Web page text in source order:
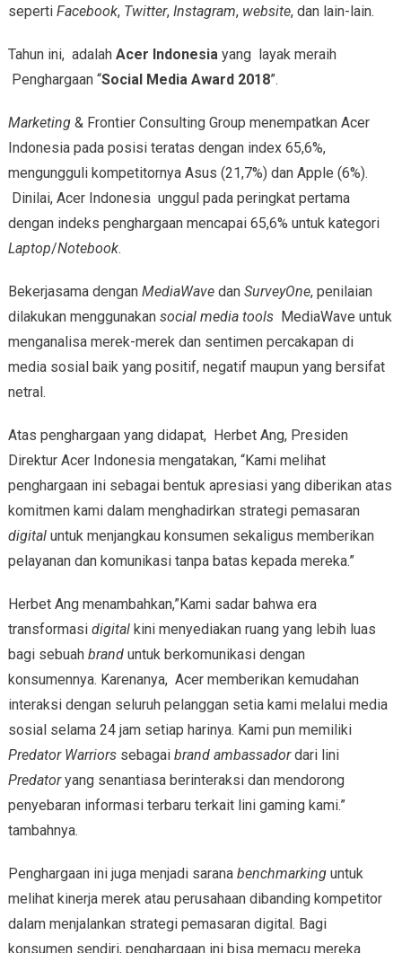
seperti Facebook, Twitter, Instagram, website, dan lain-lain.
Tahun ini, adalah Acer Indonesiayang layak meraih
Penghargaan “Social Media Award 2018”.
Marketing& Frontier Consulting Group menempatkan Acer
Indonesia pada posisi teratas dengan index 65,6%,
mengungguli kompetitornya Asus (21,7%) dan Apple (6%).
Dinilai, Acer Indonesia unggul pada peringkat pertama
dengan indeks penghargaan mencapai 65,6% untuk kategori
Laptop/Notebook.
Bekerjasama dengan MediaWavedan SurveyOne, penilaian
dilakukan menggunakan social media tools MediaWave untuk
menganalisa merek-merek dan sentimen percakapan di
media sosial baik yang positif, negatif maupun yang bersifat
netral.
Atas penghargaan yang didapat, Herbet Ang, Presiden
Direktur Acer Indonesia mengatakan, “Kami melihat
penghargaan ini sebagai bentuk apresiasi yang diberikan atas
komitmen kami dalam menghadirkan strategi pemasaran
digitaluntuk menjangkau konsumen sekaligus memberikan
pelayanan dan komunikasi tanpa batas kepada mereka.”
Herbet Ang menambahkan,”Kami sadar bahwa era
transformasi digital kini menyediakan ruang yang lebih luas
bagi sebuah brand untuk berkomunikasi dengan
konsumennya. Karenanya, Acer memberikan kemudahan
interaksi dengan seluruh pelanggan setia kami melalui media
sosial selama 24 jam setiap harinya. Kami pun memiliki
Predator Warriorssebagai brand ambassadordari lini
Predatoryang senantiasa berinteraksi dan mendorong
penyebaran informasi terbaru terkait lini gaming kami.”
tambahnya.
Penghargaan ini juga menjadi sarana benchmarkinguntuk
melihat kinerja merek atau perusahaan dibanding kompetitor
dalam menjalankan strategi pemasaran digital. Bagi
konsumen sendiri, penghargaan ini bisa memacu mereka